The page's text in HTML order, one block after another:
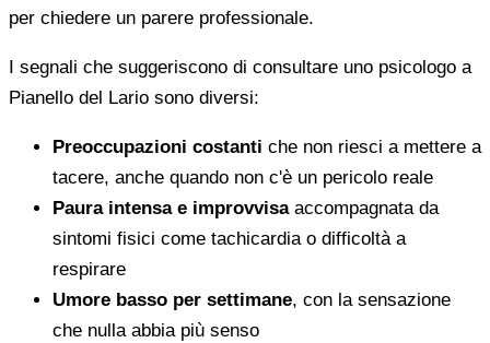
per chiedere un parere professionale.
I segnali che suggeriscono di consultare uno psicologo a
Pianello del Lario sono diversi:
Preoccupazioni costanti che non riesci a mettere a
tacere, anche quando non c'è un pericolo reale
Paura intensa e improvvisaaccompagnata da
sintomi fisici come tachicardia o difficoltà a
respirare
Umore basso per settimane, con la sensazione
che nulla abbia più senso